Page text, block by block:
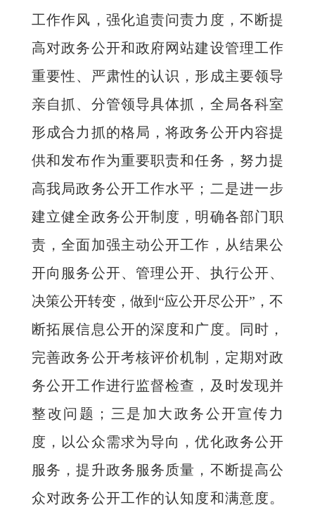
工作作风，强化追责问责力度，不断提
高对政务公开和政府网站建设管理工作
重要性、严肃性的认识，形成主要领导
亲自抓、分管领导具体抓，全局各科室
形成合力抓的格局，将政务公开内容提
供和发布作为重要职责和任务，努力提
高我局政务公开工作水平；二是进一步
建立健全政务公开制度，明确各部门职
责，全面加强主动公开工作，从结果公
开向服务公开、管理公开、执行公开、
决策公开转变，做到“应公开尽公开”，不
断拓展信息公开的深度和广度。同时，
完善政务公开考核评价机制，定期对政
务公开工作进行监督检查，及时发现并
整改问题；三是加大政务公开宣传力
度，以公众需求为导向，优化政务公开
服务，提升政务服务质量，不断提高公
众对政务公开工作的认知度和满意度。